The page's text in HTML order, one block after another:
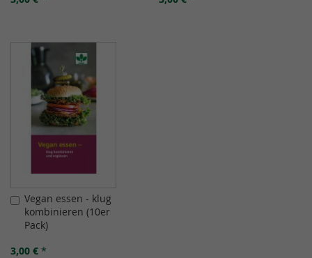
In
den
Warenkorb
Vegan essen - klug
kombinieren (10er
Pack)
3,00 € *